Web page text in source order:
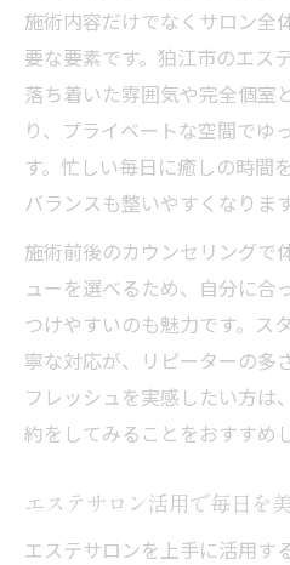
施術内容だけでなくサロン全
要な要素です。狛江市のエス
落ち着いた雰囲気や完全個室
り、プライベートな空間でゆ
す。忙しい毎日に癒しの時間
バランスも整いやすくなります
施術前後のカウンセリングで
ューを選べるため、自分に合
つけやすいのも魅力です。ス
寧な対応が、リピーターの多
フレッシュを実感したい方は
約をしてみることをおすすめ
エステサロン活用で毎日を
エステサロンを上手に活用す